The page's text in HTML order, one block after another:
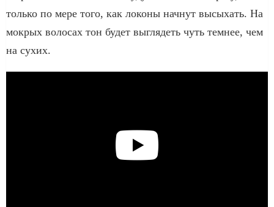
только по мере того, как локоны начнут высыхать. На
мокрых волосах тон будет выглядеть чуть темнее, чем
на сухих.